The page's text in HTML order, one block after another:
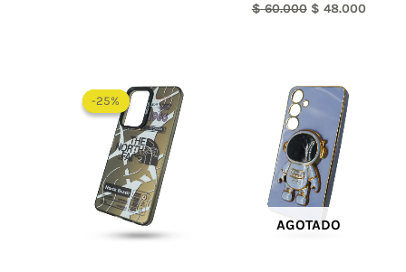
$60.000 $ 48.000
-25%
-25%
precio
original
era:
$ 60.000.
AGOTADO